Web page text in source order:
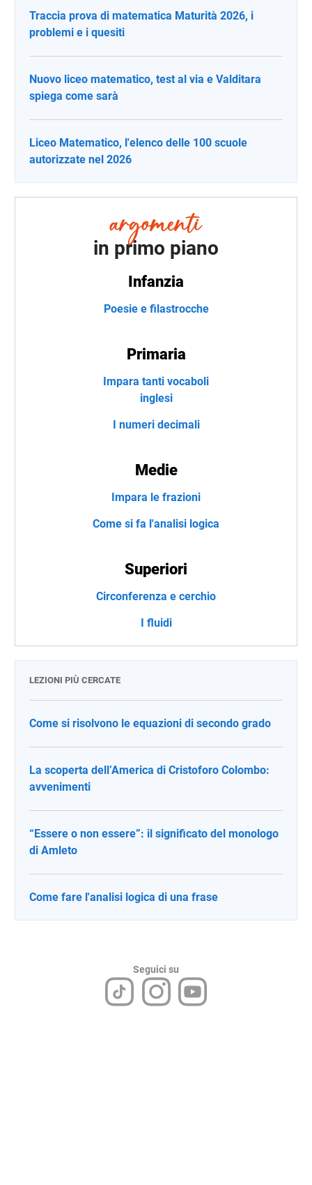
Traccia prova di matematica Maturità 2026, i
problemi e i quesiti
Nuovo liceo matematico, test al via e Valditara
spiega come sarà
Liceo Matematico, l'elenco delle 100 scuole
autorizzate nel 2026
in primo piano
Infanzia
Poesie e filastrocche
Primaria
Impara tanti vocaboli
inglesi
I numeri decimali
Medie
Impara le frazioni
Come si fa l'analisi logica
Superiori
Circonferenza e cerchio
I fluidi
LEZIONI PIÙ CERCATE
Come si risolvono le equazioni di secondo grado
La scoperta dell’America di Cristoforo Colombo:
avvenimenti
“Essere o non essere”: il significato del monologo
di Amleto
Come fare l'analisi logica di una frase
Seguici su